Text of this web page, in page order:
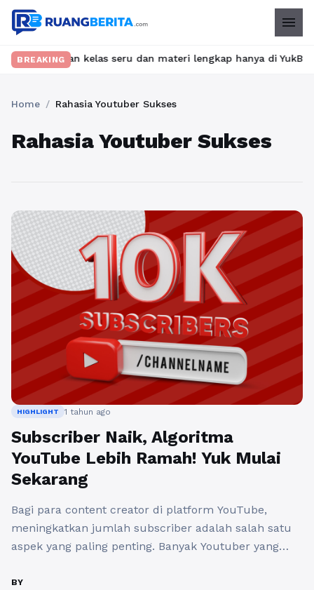
menu
BREAKINGkelas seru dan materi lengkap hanya di
Home / Rahasia Youtuber Sukses
Rahasia Youtuber Sukses
HIGHLIGHT 1 tahun ago
Subscriber Naik, Algoritma
YouTube Lebih Ramah! Yuk Mulai
Sekarang
Bagi para content creator di platform YouTube,
meningkatkan jumlah subscriber adalah salah satu
aspek yang paling penting. Banyak Youtuber yang
channel mereka agar lebih dikenal dan diminati.
BY